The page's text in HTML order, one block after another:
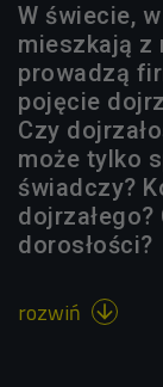
W świecie,
mieszkają z
prowadzą
pojęcie
Czy
może tylko
świadczy?
dorosłości?
rozwiń 